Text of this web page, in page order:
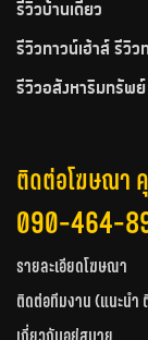
รีวิวบ้านเดี่ยว
รีวิวทาวน์เฮ้าส์ รีวิว
รีวิวอสังหาริมทรัพย์
ติดต่อโฆษณา
090-464-
รายละเอียดโฆษณา
ติดต่อทีมงาน (แนะนำ